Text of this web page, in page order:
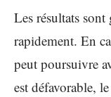
Les résultats
rapidement. En
peut poursuivre
est défavorable,